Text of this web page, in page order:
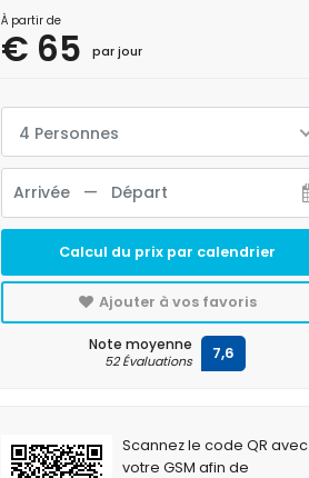
À partir de
€ 65 par jour
4 Personnes
Calcul du prix par calendrier
Ajouter à vos favoris
Note moyenne
52 Évaluations 7,6
Scannez le code QR avec
votre GSM afin de